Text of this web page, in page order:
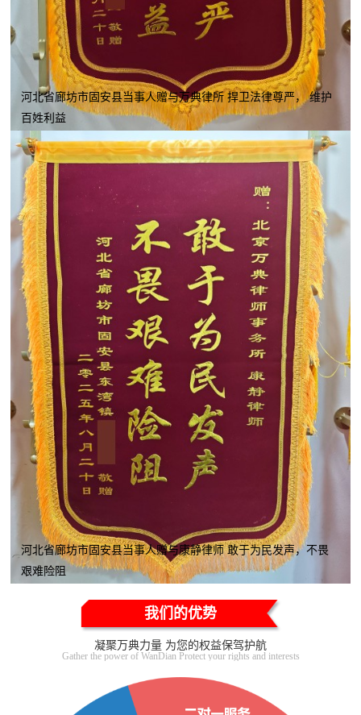
河北省廊坊市固安县当事人赠与万典律所 捍卫法律尊严， 维护
百姓利益
河北省廊坊市固安县当事人赠与康静律师 敢于为民发声，不畏
艰难险阻
我们的优势
凝聚万典力量 为您的权益保驾护航
Gather the power of WanDian Protect your rights and interests